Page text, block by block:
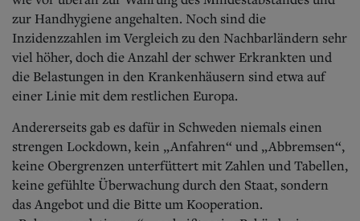
zur Handhygiene angehalten. Noch sind die
Inzidenzzahlen im Vergleich zu den Nachbarländern sehr
viel höher, doch die Anzahl der schwer Erkrankten und
die Belastungen in den Krankenhäusern sind etwa auf
einer Linie mit dem restlichen Europa.
Andererseits gab es dafür in Schweden niemals einen
strengen Lockdown, kein „Anfahren“ und „Abbremsen“,
keine Obergrenzen unterfüttert mit Zahlen und Tabellen,
keine gefühlte Überwachung durch den Staat, sondern
das Angebot und die Bitte um Kooperation.